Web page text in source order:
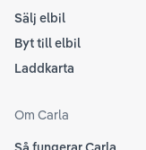
Sälj elbil
Byt till elbil
Laddkarta
Om Carla